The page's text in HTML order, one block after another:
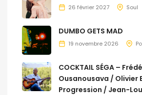
26 février 2027 Soul
DUMBO GETS MAD
19 novembre 2026
COCKTAIL SÉGA –
Ousanousava / Olivier
Progression / Jean-